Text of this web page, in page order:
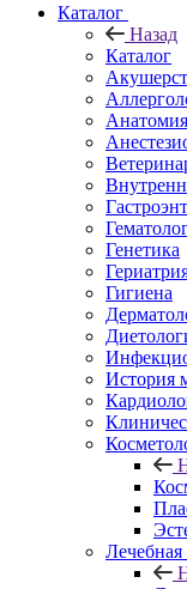
Каталог
Назад
Каталог
Генетика
Гигиена
История
Лечебная